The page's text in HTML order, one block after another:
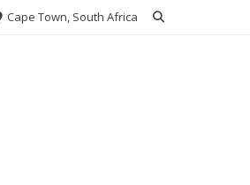
Cape Town, South Africa